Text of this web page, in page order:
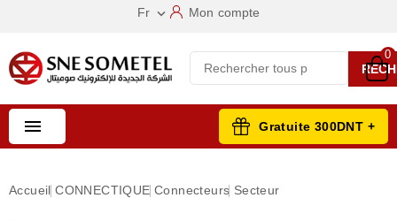
Fr  Mon compte
0
 Gratuite 300DNT +
Accueil CONNECTIQUE Connecteurs Secteur